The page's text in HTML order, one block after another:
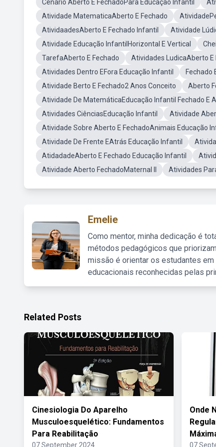
Cenário Aberto E FechadoPara Educação Infantil
Atividade MatematicaAberto E Fechado
AtividaadesAberto E Fechado Infantil
Atividade
Atividade Educação InfantilHorizontal E Vertical
TarefaAberto E Fechado
Atividades LudicaAberto E
Atividades Dentro EFora Educação Infantil
Fechado
Atividade Berto E Fechado2 Anos Conceito
Aberto
Atividade De MatemáticaEducação Infantil Fechado E
Atividades CiênciasEducação Infantil
Atividade
Atividade Sobre Aberto E FechadoAnimais Educação
Atividade De Frente EAtrás Educação Infantil
AtidadadeAberto E Fechado Educação Infantil
Atividade Aberto FechadoMaternal II
Atividades
Emelie
Como mentor, minha dedicação é
métodos pedagógicos que
missão é orientar os estudantes em
educacionais reconhecidas pelas
Related Posts
Cinesiologia Do Aparelho
Musculoesquelético: Fundamentos
Para Reabilitação
07 September 2024
Onde
07